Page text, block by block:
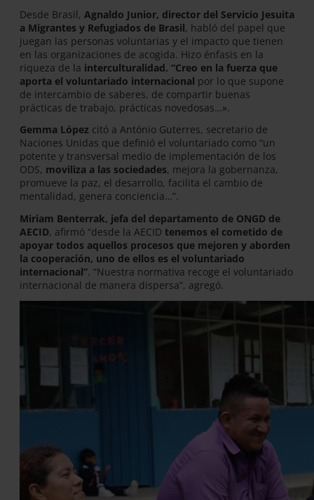
Desde Brasil, Agnaldo Junior, director del Servicio Jesuita
a Migrantes y Refugiados de Brasil, habló del papel que
juegan las personas voluntarias y el impacto que tienen
en las organizaciones de acogida. Hizo énfasis en la
riqueza de la interculturalidad. “Creo en la fuerza que
aporta el voluntariado internacional por lo que supone
de intercambio de saberes, de compartir buenas
prácticas de trabajo, prácticas novedosas…».
Gemma López citó a António Guterres, secretario de
Naciones Unidas que definió el voluntariado como “un
potente y transversal medio de implementación de los
ODS, moviliza a las sociedades, mejora la gobernanza,
promueve la paz, el desarrollo, facilita el cambio de
mentalidad, genera conciencia…”.
Miriam Benterrak, jefa del departamento de ONGD de
AECID, afirmó “desde la AECID tenemos el cometido de
apoyar todos aquellos procesos que mejoren y aborden
la cooperación, uno de ellos es el voluntariado
internacional”. “Nuestra normativa recoge el voluntariado
internacional de manera dispersa”, agregó.